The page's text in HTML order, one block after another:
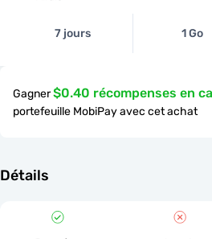
7 jours 1 Go
Gagner$0.40 récompenses en
portefeuille MobiPay avec cet achat
Détails